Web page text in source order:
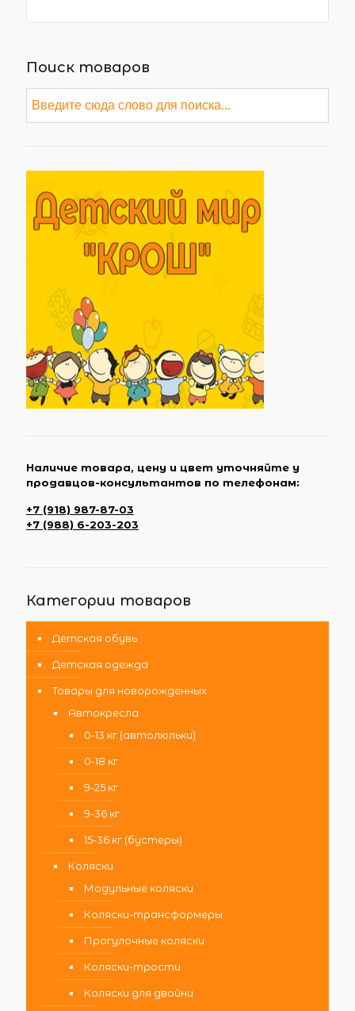
Поиск товаров
Наличие товара, цену и цвет уточняйте у
продавцов-консультантов по телефонам:
+7 (918) 987-87-03
+7 (988) 6-203-203
Категории товаров
Детская обувь
Детская одежда
Товары для новорожденных
Автокресла
0-13 кг (автолюльки)
0-18 кг
9-25 кг
9-36 кг
15-36 кг (бустеры)
Коляски
Модульные коляски
Коляски-трансформеры
Прогулочные коляски
Коляски-трости
Коляски для двойни